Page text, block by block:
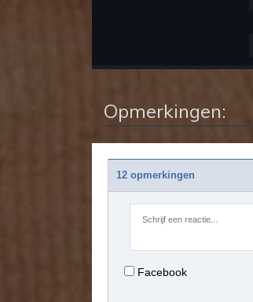
Opmerkingen:
12 opmerkingen
Facebook